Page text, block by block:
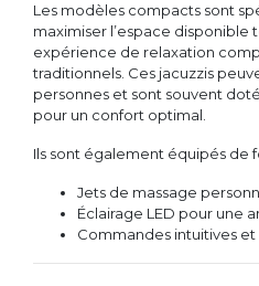
Les modèles compacts sont
maximiser l’espace disponible
expérience de relaxation
traditionnels. Ces jacuzzis
personnes et sont souvent
pour un confort optimal.
Ils sont également équipés de
Jets de massage
Éclairage LED pour une
Commandes intuitives